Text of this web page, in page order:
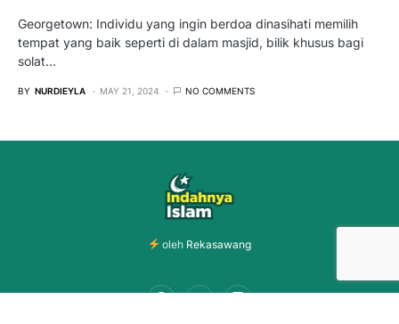
Georgetown: Individu yang ingin berdoa dinasihati memilih
tempat yang baik seperti di dalam masjid, bilik khusus bagi
solat…
BY NURDIEYLA MAY 21, 2024 NO COMMENTS
oleh Rekasawang